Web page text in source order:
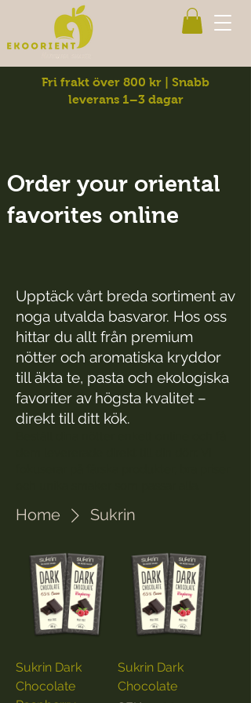
Fri frakt över 800 kr | Snabb
leverans 1–3 dagar
Order your oriental
favorites online
Upptäck vårt breda sortiment av
noga utvalda basvaror. Hos oss
hittar du allt från premium
nötter och aromatiska kryddor
till äkta te, pasta och ekologiska
favoriter av högsta kvalitet –
direkt till ditt kök.
Home Sukrin
Sukrin Dark
Chocolate
Sukrin Dark
Chocolate